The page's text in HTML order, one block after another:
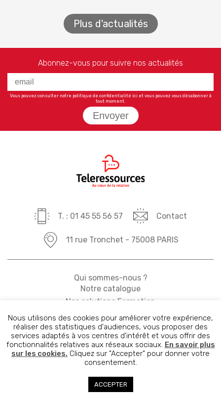
Plus d'actualités
Abonnez-vous pour suivre nos actualités
Vous pouvez consulter notre politique de confidentialité ici et vous pouvez vous désabonner à
tout moment.
Envoyer
Qui sommes-nous ?
Notre catalogue
Nos solutions Formation
Actualités
Contact
Mentions légales
T. : 01 45 55 56 57 Contact
11 rue Tronchet - 75008 PARIS
Nous utilisons des cookies pour améliorer votre expérience,
réaliser des statistiques d'audiences, vous proposer des
services adaptés à vos centres d'intérêt et vous offrir des
fonctionnalités relatives aux réseaux sociaux. En savoir plus
sur les cookies. Cliquez sur "Accepter" pour donner votre
consentement.
ACCEPTER